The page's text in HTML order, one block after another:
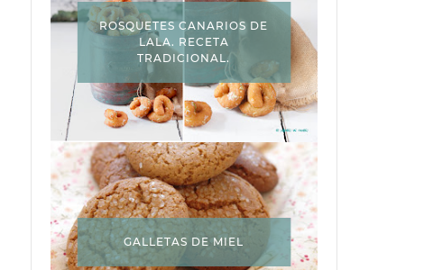
ROSQUETES CANARIOS DE
LALA. RECETA
TRADICIONAL.
GALLETAS DE MIEL